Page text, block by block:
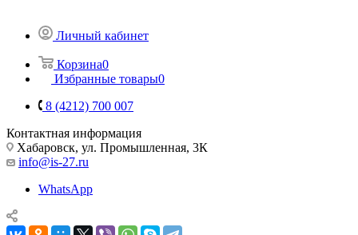
Личный кабинет
Корзина0
Избранные товары0
8 (4212) 700 007
Контактная информация
Хабаровск, ул. Промышленная, 3К
info@is-27.ru
WhatsApp